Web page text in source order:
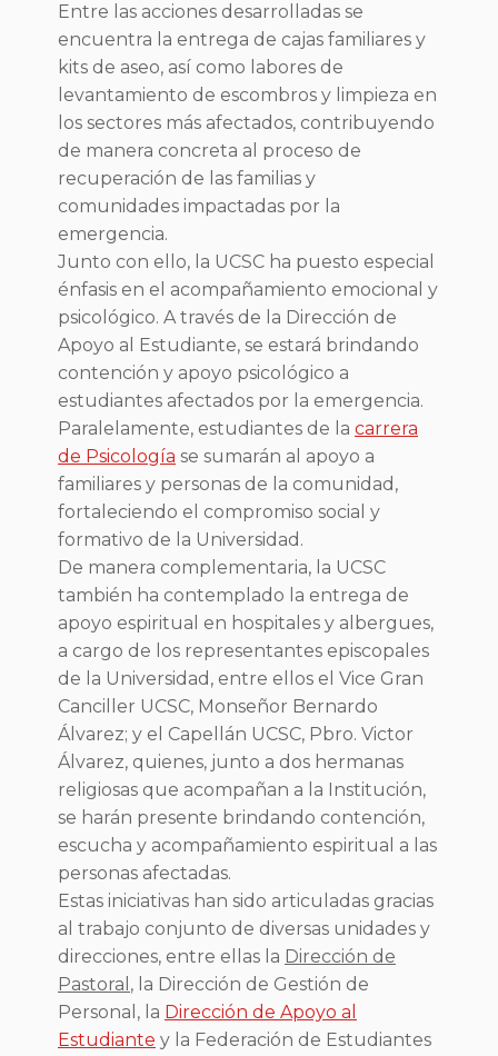
Entre las acciones desarrolladas se
encuentra la entrega de cajas familiares y
kits de aseo, así como labores de
levantamiento de escombros y limpieza en
los sectores más afectados, contribuyendo
de manera concreta al proceso de
recuperación de las familias y
comunidades impactadas por la
emergencia.
Junto con ello, la UCSC ha puesto especial
énfasis en el acompañamiento emocional y
psicológico. A través de la Dirección de
Apoyo al Estudiante, se estará brindando
contención y apoyo psicológico a
estudiantes afectados por la emergencia.
Paralelamente, estudiantes de la carrera
de Psicología se sumarán al apoyo a
familiares y personas de la comunidad,
fortaleciendo el compromiso social y
formativo de la Universidad.
De manera complementaria, la UCSC
también ha contemplado la entrega de
apoyo espiritual en hospitales y albergues,
a cargo de los representantes episcopales
de la Universidad, entre ellos el Vice Gran
Canciller UCSC, Monseñor Bernardo
Álvarez; y el Capellán UCSC, Pbro. Victor
Álvarez, quienes, junto a dos hermanas
religiosas que acompañan a la Institución,
se harán presente brindando contención,
escucha y acompañamiento espiritual a las
personas afectadas.
Estas iniciativas han sido articuladas gracias
al trabajo conjunto de diversas unidades y
direcciones, entre ellas la Dirección de
Pastoral , la Dirección de Gestión de
Personal, la Dirección de Apoyo al
Estudiante y la Federación de Estudiantes